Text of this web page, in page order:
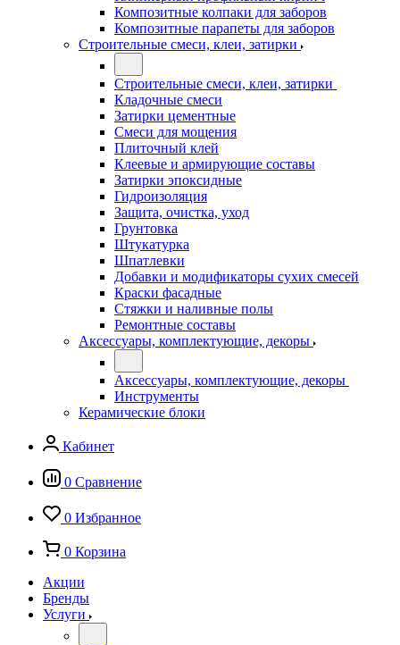
Композитные колпаки для заборов
Композитные парапеты для заборов
Строительные смеси, клеи, затирки
Строительные смеси, клеи, затирки
Кладочные смеси
Затирки цементные
Смеси для мощения
Плиточный клей
Клеевые и армирующие составы
Затирки эпоксидные
Гидроизоляция
Защита, очистка, уход
Грунтовка
Штукатурка
Шпатлевки
Добавки и модификаторы сухих смесей
Краски фасадные
Стяжки и наливные полы
Ремонтные составы
Аксессуары, комплектующие, декоры
Аксессуары, комплектующие, декоры
Инструменты
Керамические блоки
Кабинет
0 Сравнение
0 Избранное
0 Корзина
Акции
Бренды
Услуги